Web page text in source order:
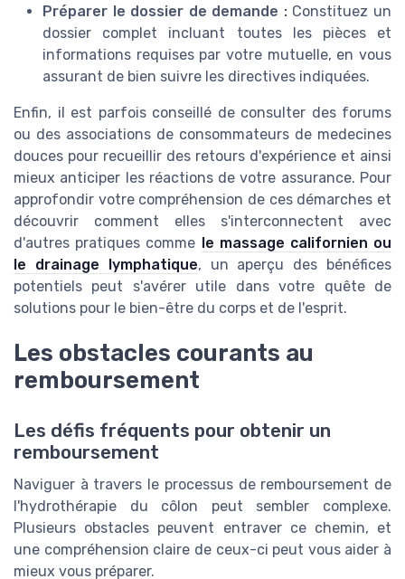
Préparer le dossier de demande :Constituez un
dossier complet incluant toutes les pièces et
informations requises par votre mutuelle, en vous
assurant de bien suivre les directives indiquées.
Enfin, il est parfois conseillé de consulter des forums
ou des associations de consommateurs de medecines
douces pour recueillir des retours d'expérience et ainsi
mieux anticiper les réactions de votre assurance. Pour
approfondir votre compréhension de ces démarches et
découvrir comment elles s'interconnectent avec
d'autres pratiques comme le massage californien ou
le drainage lymphatique, un aperçu des bénéfices
potentiels peut s'avérer utile dans votre quête de
solutions pour le bien-être du corps et de l'esprit.
Les obstacles courants au
remboursement
Les défis fréquents pour obtenir un
remboursement
Naviguer à travers le processus de remboursement de
l'hydrothérapie du côlon peut sembler complexe.
Plusieurs obstacles peuvent entraver ce chemin, et
une compréhension claire de ceux-ci peut vous aider à
mieux vous préparer.